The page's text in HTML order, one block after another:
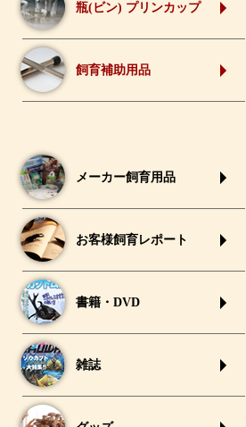
瓶(ビン) プリンカップ
飼育補助用品
メーカー飼育用品
お客様飼育レポート
書籍・DVD
雑誌